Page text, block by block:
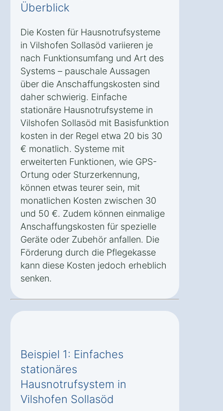
Überblick
Die Kosten für Hausnotrufsysteme
in Vilshofen Sollasöd variieren je
nach Funktionsumfang und Art des
Systems – pauschale Aussagen
über die Anschaffungskosten sind
daher schwierig. Einfache
stationäre Hausnotrufsysteme in
Vilshofen Sollasöd mit Basisfunktion
kosten in der Regel etwa 20 bis 30
€ monatlich. Systeme mit
erweiterten Funktionen, wie GPS-
Ortung oder Sturzerkennung,
können etwas teurer sein, mit
monatlichen Kosten zwischen 30
und 50 €. Zudem können einmalige
Anschaffungskosten für spezielle
Geräte oder Zubehör anfallen. Die
Förderung durch die Pflegekasse
kann diese Kosten jedoch erheblich
senken.
Beispiel 1: Einfaches
stationäres
Hausnotrufsystem in
Vilshofen Sollasöd